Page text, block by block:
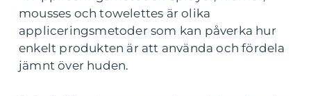
mousses och towelettes är olika
appliceringsmetoder som kan påverka hur
enkelt produkten är att använda och fördela
jämnt över huden.